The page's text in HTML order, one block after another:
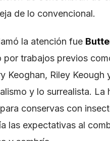
de lo convencional.
la atención fue
por trabajos previos
Keoghan, Riley
y lo surrealista.
conservas con
las expectativas al